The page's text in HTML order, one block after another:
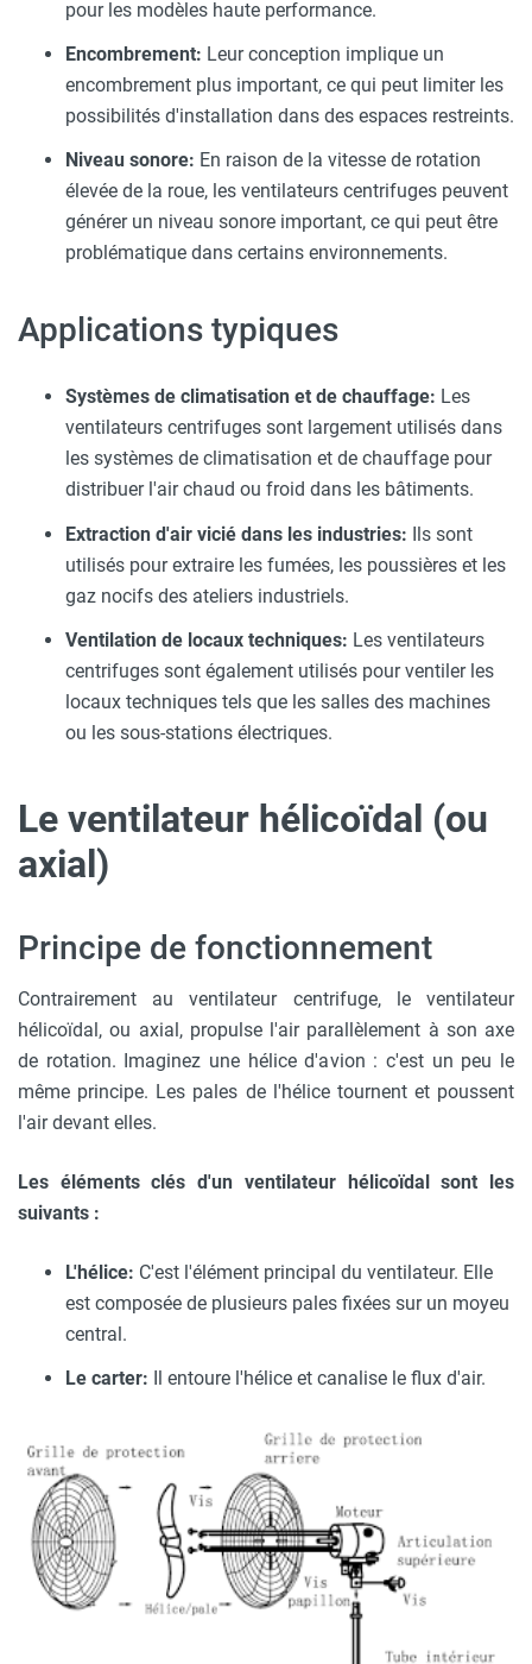
pour les modèles haute performance.
Encombrement: Leur conception implique un
encombrement plus important, ce qui peut limiter les
possibilités d'installation dans des espaces restreints.
Niveau sonore: En raison de la vitesse de rotation
élevée de la roue, les ventilateurs centrifuges peuvent
générer un niveau sonore important, ce qui peut être
problématique dans certains environnements.
Applications typiques
Systèmes de climatisation et de chauffage: Les
ventilateurs centrifuges sont largement utilisés dans
les systèmes de climatisation et de chauffage pour
distribuer l'air chaud ou froid dans les bâtiments.
Extraction d'air vicié dans les industries: Ils sont
utilisés pour extraire les fumées, les poussières et les
gaz nocifs des ateliers industriels.
Ventilation de locaux techniques: Les ventilateurs
centrifuges sont également utilisés pour ventiler les
locaux techniques tels que les salles des machines
ou les sous-stations électriques.
Le ventilateur hélicoïdal (ou
axial)
Principe de fonctionnement
Contrairement au ventilateur centrifuge, le ventilateur
hélicoïdal, ou axial, propulse l'air parallèlement à son axe
de rotation. Imaginez une hélice d'avion : c'est un peu le
même principe. Les pales de l'hélice tournent et poussent
l'air devant elles.
Les éléments clés d'un ventilateur hélicoïdal sont les
suivants :
L'hélice: C'est l'élément principal du ventilateur. Elle
est composée de plusieurs pales fixées sur un moyeu
central.
Le carter: Il entoure l'hélice et canalise le flux d'air.